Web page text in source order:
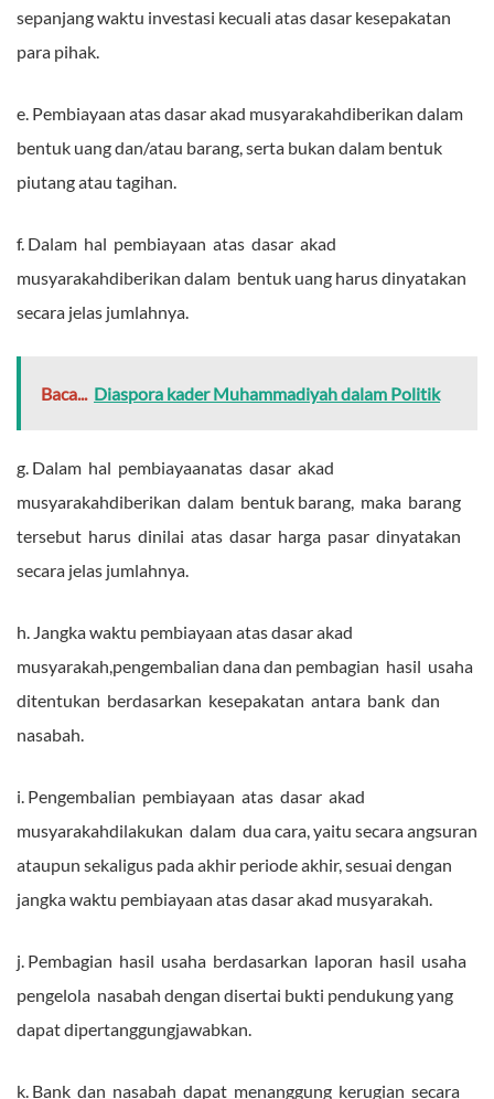
sepanjang waktu investasi kecuali atas dasar kesepakatan
para pihak.
e. Pembiayaan atas dasar akad musyarakahdiberikan dalam
bentuk uang dan/atau barang, serta bukan dalam bentuk
piutang atau tagihan.
f. Dalam hal pembiayaan atas dasar akad
musyarakahdiberikan dalam bentuk uang harus dinyatakan
secara jelas jumlahnya.
Baca... Diaspora kader Muhammadiyah dalam Politik
g. Dalam hal pembiayaanatas dasar akad
musyarakahdiberikan dalam bentuk barang, maka barang
tersebut harus dinilai atas dasar harga pasar dinyatakan
secara jelas jumlahnya.
h. Jangka waktu pembiayaan atas dasar akad
musyarakah,pengembalian dana dan pembagian hasil usaha
ditentukan berdasarkan kesepakatan antara bank dan
nasabah.
i. Pengembalian pembiayaan atas dasar akad
musyarakahdilakukan dalam dua cara, yaitu secara angsuran
ataupun sekaligus pada akhir periode akhir, sesuai dengan
jangka waktu pembiayaan atas dasar akad musyarakah.
j. Pembagian hasil usaha berdasarkan laporan hasil usaha
pengelola nasabah dengan disertai bukti pendukung yang
dapat dipertanggungjawabkan.
k. Bank dan nasabah dapat menanggung kerugian secara